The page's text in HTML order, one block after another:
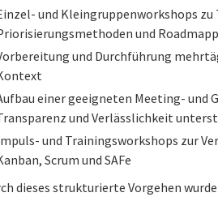
und Kleingruppenworkshops
und
und Durchführung
einer geeigneten Meeting- und
und Verlässlichkeit
und Trainingsworkshops zur
Scrum und SAFe
dieses strukturierte Vorgehen